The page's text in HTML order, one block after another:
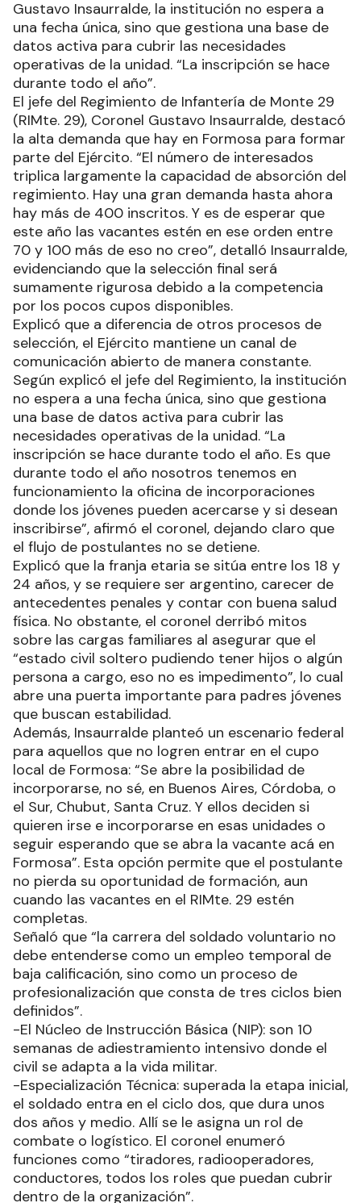
Gustavo Insaurralde, la institución no espera a
una fecha única, sino que gestiona una base de
datos activa para cubrir las necesidades
operativas de la unidad. “La inscripción se hace
durante todo el año”.
El jefe del Regimiento de Infantería de Monte 29
(RIMte. 29), Coronel Gustavo Insaurralde, destacó
la alta demanda que hay en Formosa para formar
parte del Ejército. “El número de interesados
triplica largamente la capacidad de absorción del
regimiento. Hay una gran demanda hasta ahora
hay más de 400 inscritos. Y es de esperar que
este año las vacantes estén en ese orden entre
70 y 100 más de eso no creo”, detalló Insaurralde,
evidenciando que la selección final será
sumamente rigurosa debido a la competencia
por los pocos cupos disponibles.
Explicó que a diferencia de otros procesos de
selección, el Ejército mantiene un canal de
comunicación abierto de manera constante.
Según explicó el jefe del Regimiento, la institución
no espera a una fecha única, sino que gestiona
una base de datos activa para cubrir las
necesidades operativas de la unidad. “La
inscripción se hace durante todo el año. Es que
durante todo el año nosotros tenemos en
funcionamiento la oficina de incorporaciones
donde los jóvenes pueden acercarse y si desean
inscribirse”, afirmó el coronel, dejando claro que
el flujo de postulantes no se detiene.
Explicó que la franja etaria se sitúa entre los 18 y
24 años, y se requiere ser argentino, carecer de
antecedentes penales y contar con buena salud
física. No obstante, el coronel derribó mitos
sobre las cargas familiares al asegurar que el
“estado civil soltero pudiendo tener hijos o algún
persona a cargo, eso no es impedimento”, lo cual
abre una puerta importante para padres jóvenes
que buscan estabilidad.
Además, Insaurralde planteó un escenario federal
para aquellos que no logren entrar en el cupo
local de Formosa: “Se abre la posibilidad de
incorporarse, no sé, en Buenos Aires, Córdoba, o
el Sur, Chubut, Santa Cruz. Y ellos deciden si
quieren irse e incorporarse en esas unidades o
seguir esperando que se abra la vacante acá en
Formosa”. Esta opción permite que el postulante
no pierda su oportunidad de formación, aun
cuando las vacantes en el RIMte. 29 estén
completas.
Señaló que “la carrera del soldado voluntario no
debe entenderse como un empleo temporal de
baja calificación, sino como un proceso de
profesionalización que consta de tres ciclos bien
definidos”.
-El Núcleo de Instrucción Básica (NIP): son 10
semanas de adiestramiento intensivo donde el
civil se adapta a la vida militar.
-Especialización Técnica: superada la etapa inicial,
el soldado entra en el ciclo dos, que dura unos
dos años y medio. Allí se le asigna un rol de
combate o logístico. El coronel enumeró
funciones como “tiradores, radiooperadores,
conductores, todos los roles que puedan cubrir
dentro de la organización”.